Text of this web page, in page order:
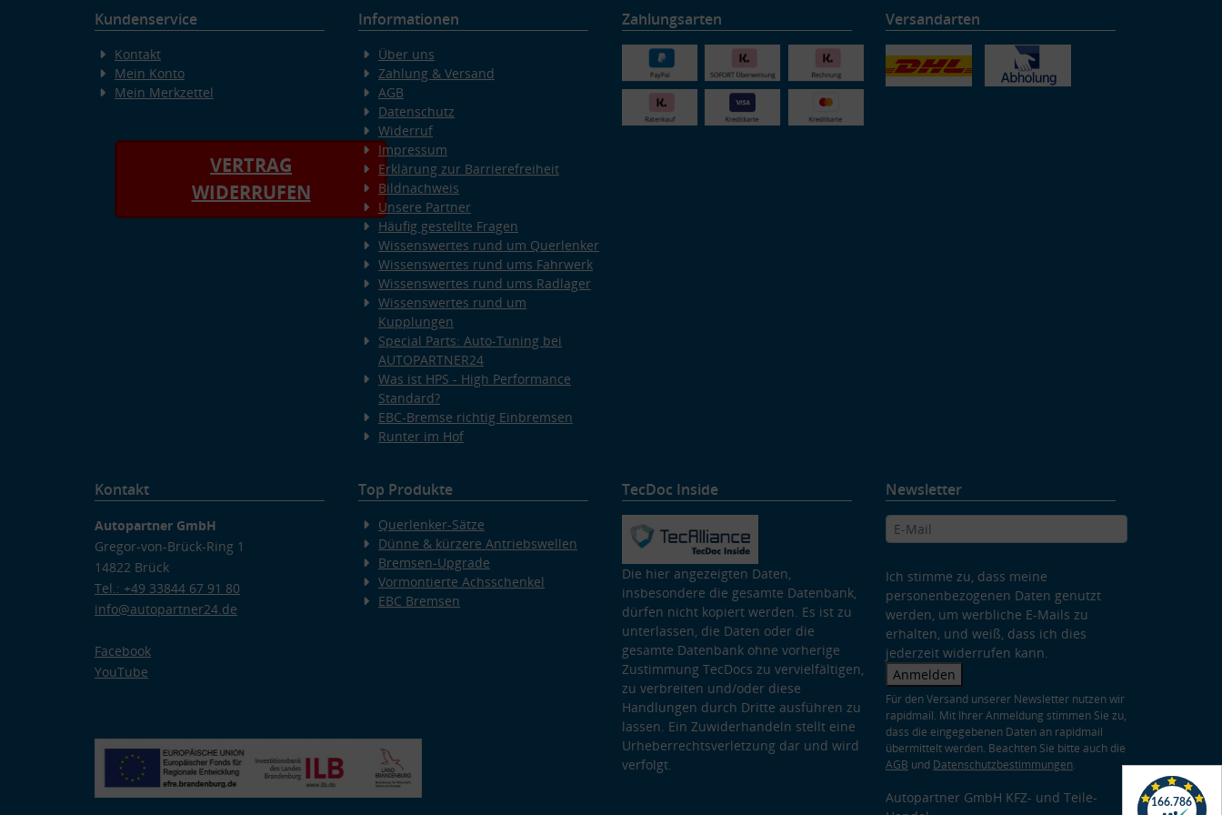
Kundenservice
Kontakt
Mein Konto
Mein Merkzettel
VERTRAG
WIDERRUFEN
Informationen
Über uns
Zahlung & Versand
AGB
Datenschutz
Widerruf
Impressum
Erklärung zur Barrierefreiheit
Bildnachweis
Unsere Partner
Häufig gestellte Fragen
Wissenswertes rund um Querlenker
Wissenswertes rund ums Fahrwerk
Wissenswertes rund ums Radlager
Wissenswertes rund um
Kupplungen
Special Parts: Auto-Tuning bei
AUTOPARTNER24
Was ist HPS - High Performance
Standard?
EBC-Bremse richtig Einbremsen
Runter im Hof
Zahlungsarten Versandarten
Kontakt
Autopartner GmbH
Gregor-von-Brück-Ring 1
14822 Brück
Tel.: +49 33844 67 91 80
info@autopartner24.de
Facebook
YouTube
Top Produkte
Querlenker-Sätze
Dünne & kürzere Antriebswellen
Bremsen-Upgrade
Vormontierte Achsschenkel
EBC Bremsen
TecDoc Inside
Die hier angezeigten Daten,
insbesondere die gesamte Datenbank,
dürfen nicht kopiert werden. Es ist zu
unterlassen, die Daten oder die
gesamte Datenbank ohne vorherige
Zustimmung TecDocs zu vervielfältigen,
zu verbreiten und/oder diese
Handlungen durch Dritte ausführen zu
lassen. Ein Zuwiderhandeln stellt eine
Urheberrechtsverletzung dar und wird
verfolgt.
Newsletter
Ich stimme zu, dass meine
personenbezogenen Daten genutzt
werden, um werbliche E-Mails zu
erhalten, und weiß, dass ich dies
jederzeit widerrufen kann.
Anmelden
Für den Versand unserer Newsletter nutzen wir
rapidmail. Mit Ihrer Anmeldung stimmen Sie zu,
dass die eingegebenen Daten an rapidmail
übermittelt werden. Beachten Sie bitte auch die
AGB und Datenschutzbestimmungen.
Autopartner GmbH KFZ- und Teile-